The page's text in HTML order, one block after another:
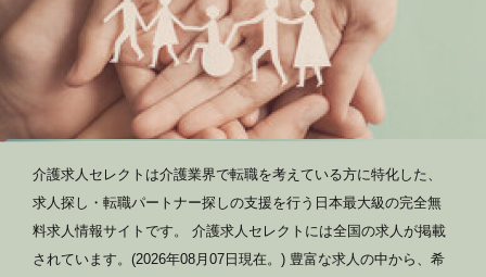
介護求人セレクトは介護業界で転職を考えている方に特化した、
求人探し・転職パートナー探しの支援を行う日本最大級の完全無
料求人情報サイトです。 介護求人セレクトには全国の求人が掲載
されています。(2026年08月07日現在。) 豊富な求人の中から、希